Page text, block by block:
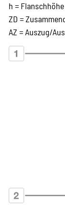
h = Flanschhöhe
ZD =
AZ = Auszug/